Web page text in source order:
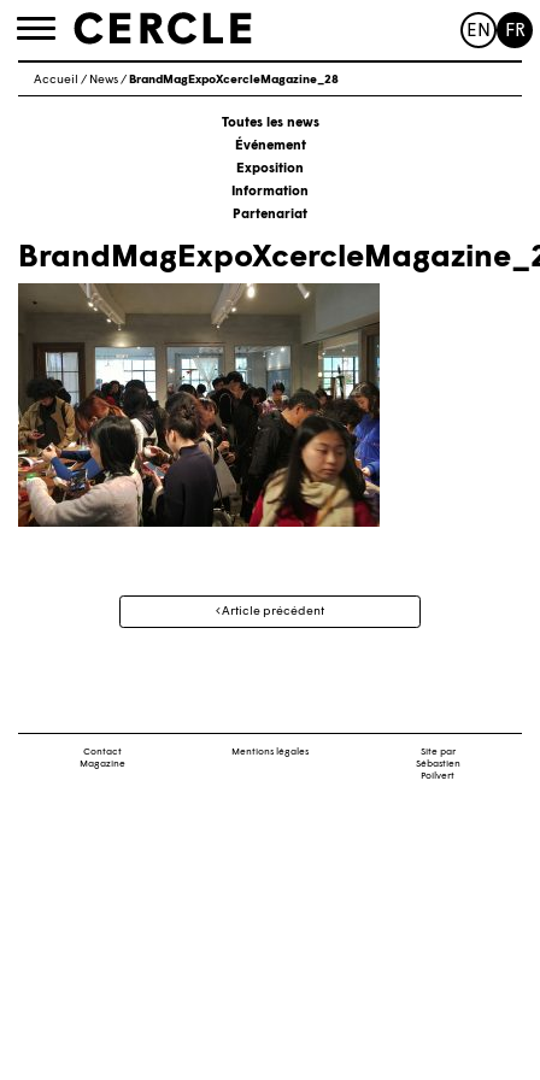
Toggle
EN FR
Accueil / News/ BrandMagExpoXcercleMagazine_28
Toutes les news
Événement
Exposition
Information
Partenariat
Navigation
Article précédent
Contact
Magazine
Mentions légales
Site par
Sébastien
Poilvert